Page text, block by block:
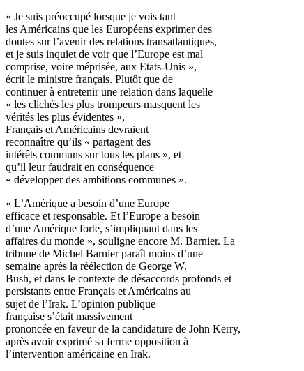
« Je suis préoccupé lorsque je vois tant
les Américains que les Européens exprimer des
doutes sur l’avenir des relations transatlantiques,
et je suis inquiet de voir que l’Europe est mal
comprise, voire méprisée, aux Etats-Unis »,
écrit le ministre français. Plutôt que de
continuer à entretenir une relation dans laquelle
« les clichés les plus trompeurs masquent les
vérités les plus évidentes »,
Français et Américains devraient
reconnaître qu’ils « partagent des
intérêts communs sur tous les plans », et
qu’il leur faudrait en conséquence
« développer des ambitions communes ».
« L’Amérique a besoin d’une Europe
efficace et responsable. Et l’Europe a besoin
d’une Amérique forte, s’impliquant dans les
affaires du monde », souligne encore M. Barnier. La
tribune de Michel Barnier paraît moins d’une
semaine après la réélection de George W.
Bush, et dans le contexte de désaccords profonds et
persistants entre Français et Américains au
sujet de l’Irak. L’opinion publique
française s’était massivement
prononcée en faveur de la candidature de John Kerry,
après avoir exprimé sa ferme opposition à
l’intervention américaine en Irak.